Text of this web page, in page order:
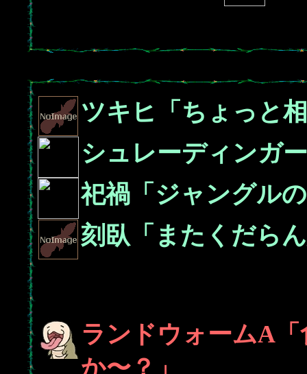
ツキヒ「ちょっと
シュレーディンガ
祀禍「ジャングル
刻臥「またくだら
ランドウォームA
か〜？」